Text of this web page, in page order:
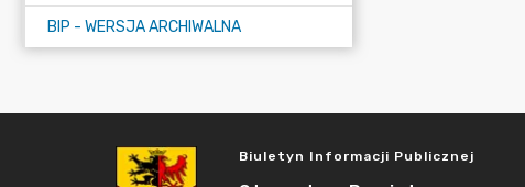
BIP - WERSJA ARCHIWALNA
Biuletyn Informacji Publicznej